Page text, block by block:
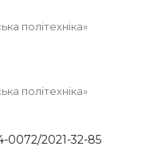
політехніка»
політехніка»
0072/2021-32-85